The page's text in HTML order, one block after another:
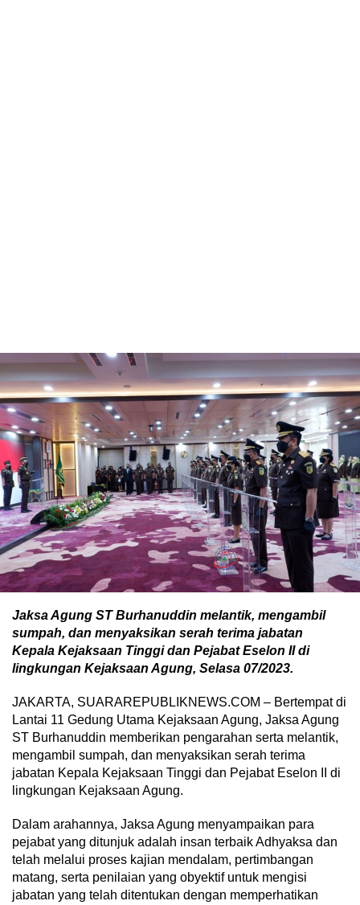
Jaksa Agung ST Burhanuddin melantik, mengambil
sumpah, dan menyaksikan serah terima jabatan
Kepala Kejaksaan Tinggi dan Pejabat Eselon II di
lingkungan Kejaksaan Agung, Selasa 07/2023.
JAKARTA, SUARAREPUBLIKNEWS.COM – Bertempat di
Lantai 11 Gedung Utama Kejaksaan Agung, Jaksa Agung
ST Burhanuddin memberikan pengarahan serta melantik,
mengambil sumpah, dan menyaksikan serah terima
jabatan Kepala Kejaksaan Tinggi dan Pejabat Eselon II di
lingkungan Kejaksaan Agung.
Dalam arahannya, Jaksa Agung menyampaikan para
pejabat yang ditunjuk adalah insan terbaik Adhyaksa dan
telah melalui proses kajian mendalam, pertimbangan
matang, serta penilaian yang obyektif untuk mengisi
jabatan yang telah ditentukan dengan memperhatikan